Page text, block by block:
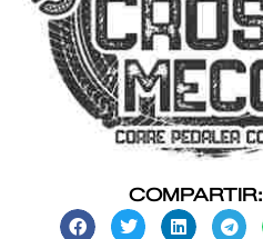
COMPARTIR: